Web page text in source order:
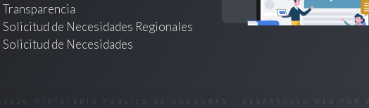
Transparencia
Solicitud de Necesidades Regionales
Solicitud de Necesidades
©2026 MINISTERIO PÚBLICO DE HONDURAS | DESARROLLO WEB POR